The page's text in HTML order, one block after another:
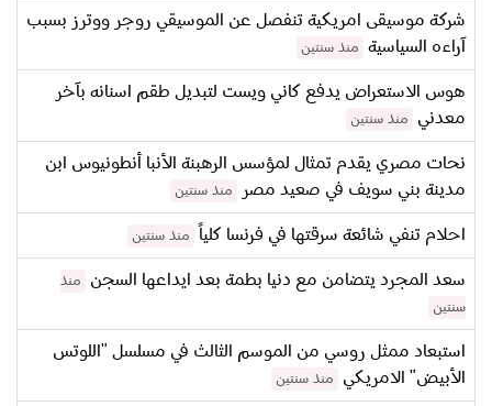
شركة موسيقى امريكية تنفصل عن الموسيقي روجر ووترز بسبب
آراءه السياسية
منذ سنتين
هوس الاستعراض يدفع كاني ويست لتبديل طقم اسنانه بآخر
معدني
منذ سنتين
نحات مصري يقدم تمثال لمؤسس الرهبنة الأنبا أنطونيوس ابن
مدينة بني سويف في صعيد مصر
منذ سنتين
احلام تنفي شائعة سرقتها في فرنسا كلياً منذ سنتين
سعد المجرد يتضامن مع دنيا بطمة بعد ايداعها السجن
منذ
سنتين
استبعاد ممثل روسي من الموسم الثالث في مسلسل "اللوتس
الأبيض" الامريكي
منذ سنتين